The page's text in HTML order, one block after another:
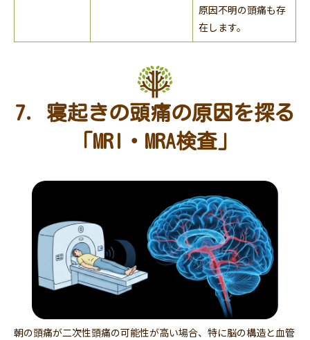
原因不明の頭痛も存
在します。
7. 寝起きの頭痛の原因を探る
「MRI・MRA検査」
朝の頭痛が二次性頭痛の可能性が高い場合、特に脳の構造と血管